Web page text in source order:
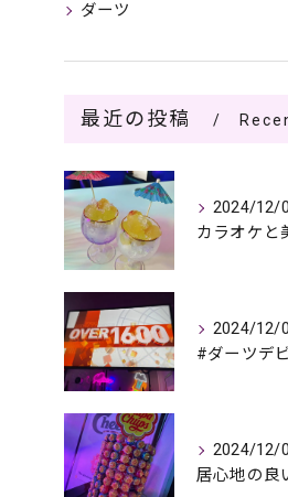
ダーツ
最近の投稿
2024/12/
2024/12/
#ダーツデ
2024/12/